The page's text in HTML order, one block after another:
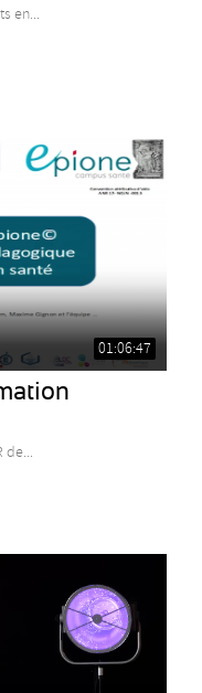
en...
01:06:47
de...